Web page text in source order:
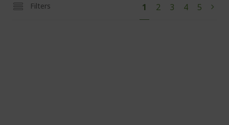
Filters
U
lees
1 Pagina
2 Pagina
3 Pagina
4 Pagina
5